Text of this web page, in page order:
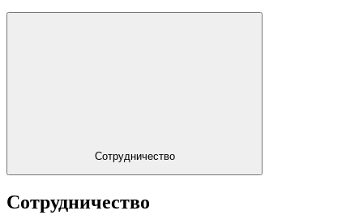
Сотрудничество
Сотрудничество